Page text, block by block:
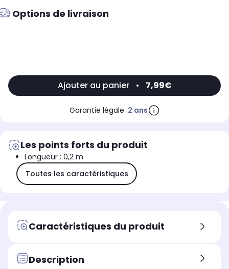
Options de livraison
Ajouter au panier • 7,99€
Garantie légale :2 ans
Les points forts du produit
Longueur : 0,2 m
Toutes les caractéristiques
Caractéristiques du produit
Description